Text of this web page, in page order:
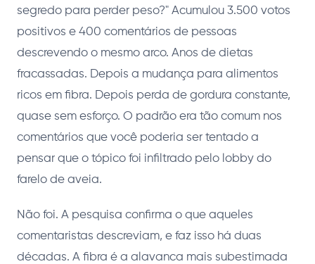
segredo para perder peso?" Acumulou 3.500 votos
positivos e 400 comentários de pessoas
descrevendo o mesmo arco. Anos de dietas
fracassadas. Depois a mudança para alimentos
ricos em fibra. Depois perda de gordura constante,
quase sem esforço. O padrão era tão comum nos
comentários que você poderia ser tentado a
pensar que o tópico foi infiltrado pelo lobby do
farelo de aveia.
Não foi. A pesquisa confirma o que aqueles
comentaristas descreviam, e faz isso há duas
décadas. A fibra é a alavanca mais subestimada